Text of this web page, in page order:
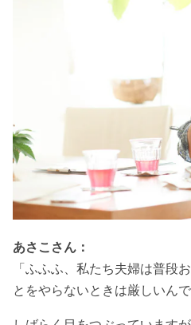
あさこさん：
「ふふふ、私たち夫婦は普段
とをやらないときは厳しいんで